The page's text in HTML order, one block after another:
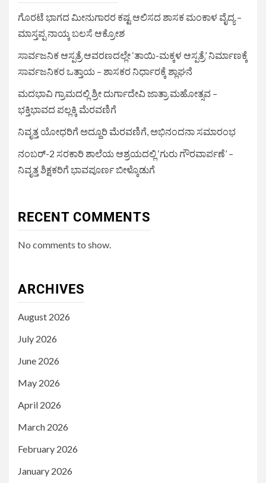
ಗೊರಟೆ ಭಾಗದ ಮೀನುಗಾರರ ಕಷ್ಟ ಆಲಿಸದ ಶಾಸಕ ಮಂಕಾಳ ವೈದ್ಯ –
ಮಾಸ್ತಪ್ಪ ನಾಯ್ಕ ಬಲಸೆ ಆಕ್ರೋಶ
ಸಾರ್ವಜನಿಕ ಆಸ್ಪತ್ರೆ ಆವರಣದಲ್ಲೇ ‘ತಾಯಿ-ಮಕ್ಕಳ ಆಸ್ಪತ್ರೆ’ ನಿರ್ಮಾಣಕ್ಕೆ
ಸಾರ್ವಜನಿಕರ ಒತ್ತಾಯ – ಶಾಸಕರ ನಿರ್ಧಾರಕ್ಕೆ ಶ್ಲಾಘನೆ
ಮದಭಾವಿ ಗ್ರಾಮದಲ್ಲಿ ಶ್ರೀ ದುರ್ಗಾದೇವಿ ಜಾತ್ರಾ ಮಹೋತ್ಸವ –
ಭಕ್ತಿಭಾವದ ಪಲ್ಲಕ್ಕಿ ಮೆರವಣಿಗೆ
ನಿವೃತ್ತ ಯೋಧರಿಗೆ ಅದ್ದೂರಿ ಮೆರವಣಿಗೆ, ಅಭಿನಂದನಾ ಸಮಾರಂಭ
ನಂಬರ್-2 ಸರಕಾರಿ ಶಾಲೆಯ ಆಶ್ರಯದಲ್ಲಿ ‘ಗುರು ಗೌರವಾರ್ಪಣೆ’ –
ನಿವೃತ್ತ ಶಿಕ್ಷಕರಿಗೆ ಭಾವಪೂರ್ಣ ಬೀಳ್ಕೊಡುಗೆ
RECENT COMMENTS
No comments to show.
ARCHIVES
August 2026
July 2026
June 2026
May 2026
April 2026
March 2026
February 2026
January 2026